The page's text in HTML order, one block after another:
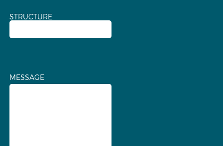
STRUCTURE
MESSAGE